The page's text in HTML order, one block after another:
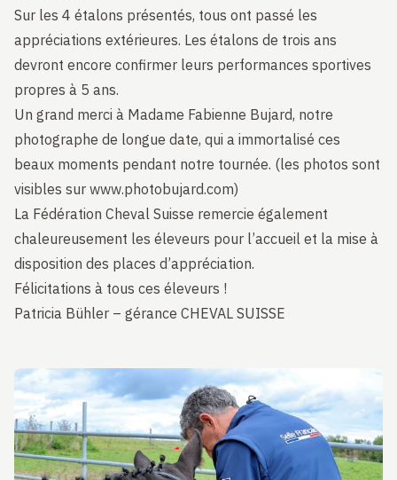
Sur les 4 étalons présentés, tous ont passé les
appréciations extérieures. Les étalons de trois ans
devront encore confirmer leurs performances sportives
propres à 5 ans.
Un grand merci à Madame Fabienne Bujard, notre
photographe de longue date, qui a immortalisé ces
beaux moments pendant notre tournée. (les photos sont
visibles sur www.photobujard.com)
La Fédération Cheval Suisse remercie également
chaleureusement les éleveurs pour l’accueil et la mise à
disposition des places d’appréciation.
Félicitations à tous ces éleveurs !
Patricia Bühler – gérance CHEVAL SUISSE